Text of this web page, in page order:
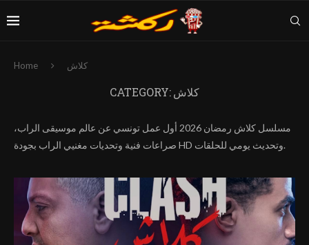
Home كلاش
CATEGORY:كلاش
مسلسل كلاش رمضان 2026 أول عمل تونسي عن عالم موسيقى الراب،
صراعات فنية وتحديات مغنيي الراب بجودة HD وتحديث يومي للحلقات.